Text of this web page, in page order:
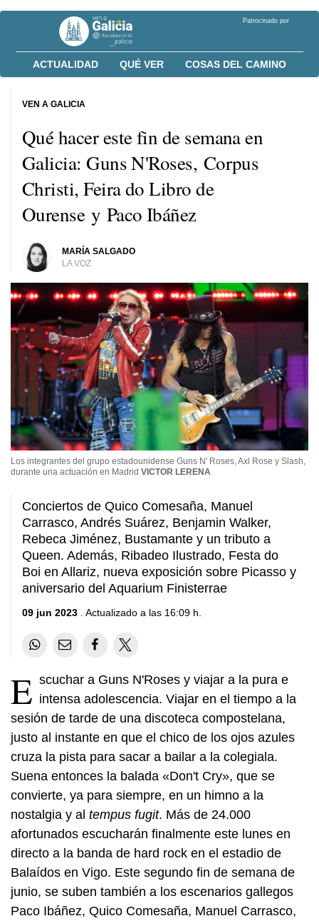
Patrocinado por
ACTUALIDAD QUÉ VER COSAS DEL CAMINO
Qué hacer este fin de semana en
Galicia: Guns N'Roses, Corpus
Christi, Feira do Libro de
Ourense y Paco Ibáñez
MARÍA SALGADO
LA VOZ
VEN A GALICIA
Los integrantes del grupo estadounidense Guns N' Roses, Axl Rose y Slash,
durante una actuación en Madrid VICTOR LERENA
Conciertos de Quico Comesaña, Manuel
Carrasco, Andrés Suárez, Benjamin Walker,
Rebeca Jiménez, Bustamante y un tributo a
Queen. Además, Ribadeo Ilustrado, Festa do
Boi en Allariz, nueva exposición sobre Picasso y
aniversario del Aquarium Finisterrae
09 jun 2023 . Actualizado a las 16:09 h.
E scuchar a Guns N'Roses y viajar a la pura e
intensa adolescencia. Viajar en el tiempo a la
sesión de tarde de una discoteca compostelana,
justo al instante en que el chico de los ojos azules
cruza la pista para sacar a bailar a la colegiala.
Suena entonces la balada «Don't Cry», que se
convierte, ya para siempre, en un himno a la
nostalgia y al tempus fugit. Más de 24.000
afortunados escucharán finalmente este lunes en
directo a la banda de hard rock en el estadio de
Balaídos en Vigo. Este segundo fin de semana de
junio, se suben también a los escenarios gallegos
Paco Ibáñez, Quico Comesaña, Manuel Carrasco,